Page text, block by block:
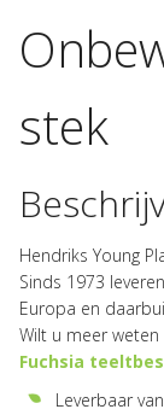
stek
Hendriks Young
Sinds 1973
Europa en
Wilt u meer
Fuchsia
Leverbaar van